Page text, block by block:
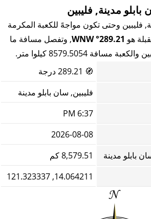
مدينة, فليبين
فليبين وحتى تكون مواجهً للكعبة المكرمة
هو 289.21° WNW
, وتفصل مسافة ما
8579.5054 كيلوا متر.
🧭
فليبين, سان بابلو مدينة
6:37 PM
2026-08-08
بابلو مدينة
8,579.51 كم
14.064211, 121.323337